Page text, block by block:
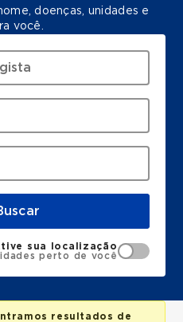
doenças, unidades e
você.
sua localização
perto de você
resultados de